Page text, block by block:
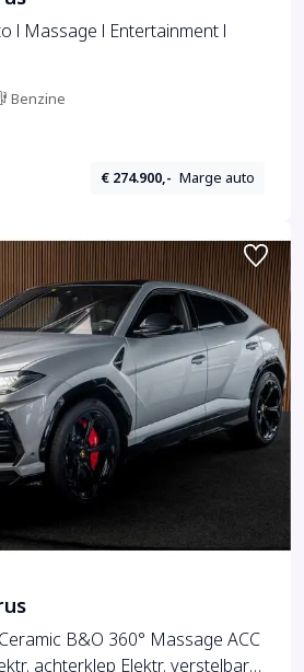
l Massage l Entertainment l
Benzine
€ 274.900,- Marge auto
B&O 360° Massage ACC
achterklep Elektr. verstelbare